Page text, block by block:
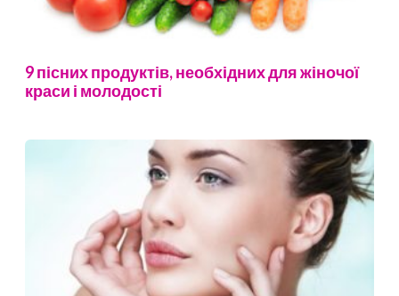
9 пісних продуктів, необхідних для жіночої
краси і молодості